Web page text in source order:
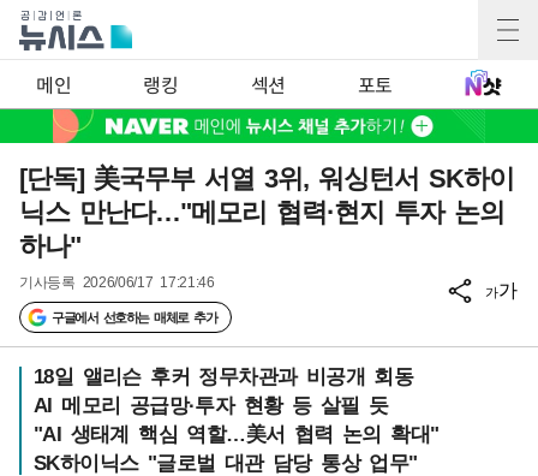
메인 랭킹 섹션 포토
[단독] 美국무부 서열 3위, 워싱턴서 SK하이
닉스 만난다…"메모리 협력·현지 투자 논의
하나"
기사등록 2026/06/17 17:21:46
구글에서 선호하는 매체로 추가
가가
18일 앨리슨 후커 정무차관과 비공개 회동
AI 메모리 공급망·투자 현황 등 살필 듯
"AI 생태계 핵심 역할…美서 협력 논의 확대"
SK하이닉스 "글로벌 대관 담당 통상 업무"